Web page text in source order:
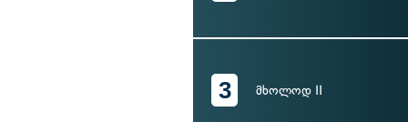
3 მხოლოდ II